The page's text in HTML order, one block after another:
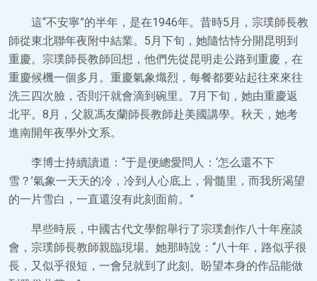
這“不安寧”的半年，是在1946年。昔時5月，宗璞師長教
師從東北聯年夜附中結業。5月下旬，她隨怙恃分開昆明到
重慶。宗璞師長教師回想，他們先從昆明走公路到重慶，在
重慶候機一個多月。重慶氣象熾烈，每餐都要站起往來來往
洗三四次臉，否則汗就會滴到碗里。7月下旬，她由重慶返
北平。8月，父親馮友蘭師長教師赴美國講學。秋天，她考
進南開年夜學外文系。
李博士持續讀道：“于是便總愛問人：‘怎么還不下
雪？’氣象一天天的冷，冷到人心底上，骨髓里，而我所渴望
的一片雪白，一直還沒有此刻面前。”
早些時辰，中國古代文學館舉行了宗璞創作八十年座談
會，宗璞師長教師親臨現場。她那時說：“八十年，路似乎很
長，又似乎很短，一會兒就到了此刻。盼望本身的作品能做